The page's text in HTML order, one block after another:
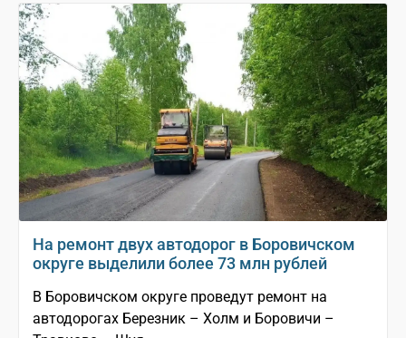
На ремонт двух автодорог в Боровичском
округе выделили более 73 млн рублей
В Боровичском округе проведут ремонт на
автодорогах Березник – Холм и Боровичи –